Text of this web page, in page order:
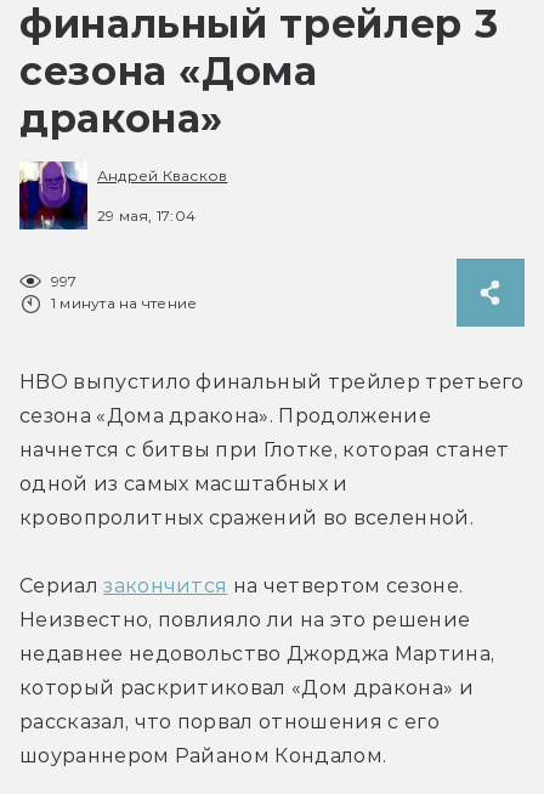
финальный трейлер 3
сезона «Дома
дракона»
Андрей Квасков
29 мая, 17:04
997
1 минута на чтение
HBO выпустило финальный трейлер третьего
сезона «Дома дракона». Продолжение
начнется с битвы при Глотке, которая станет
одной из самых масштабных и
Сериал закончится на четвертом сезоне.
Неизвестно, повлияло ли на это решение
недавнее недовольство Джорджа Мартина,
который раскритиковал «Дом дракона» и
рассказал, что порвал отношения с его
шоураннером Райаном Кондалом.